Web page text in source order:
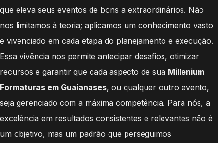
que eleva seus eventos de bons a extraordinários. Não
nos limitamos à teoria; aplicamos um conhecimento vasto
e vivenciado em cada etapa do planejamento e execução.
Essa vivência nos permite antecipar desafios, otimizar
recursos e garantir que cada aspecto de sua Millenium
Formaturas em Guaianases, ou qualquer outro evento,
seja gerenciado com a máxima competência. Para nós, a
excelência em resultados consistentes e relevantes não é
um objetivo, mas um padrão que perseguimos